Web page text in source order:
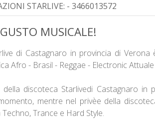
STARLIVE: - 3466013572
MUSICALE!
di Castagnaro in provincia di
Afro - Brasil - Reggae - Electronic
discoteca Starlivedi Castagnaro in
mentre nel privèe della
Trance e Hard Style.